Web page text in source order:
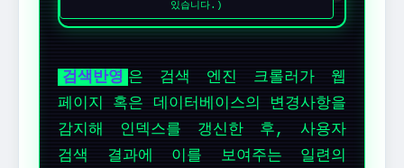
있습니다.)
검색반영 은 검색 엔진 크롤러가 웹
페이지 혹은 데이터베이스의 변경사항을
감지해 인덱스를 갱신한 후, 사용자
검색 결과에 이를 보여주는 일련의